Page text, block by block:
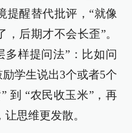
提醒替代批评，“就像
后期才不会长歪”。
多样提问法”：比如问
学生说出3个或者5个
到 “农民收玉米”，再
思维更发散。